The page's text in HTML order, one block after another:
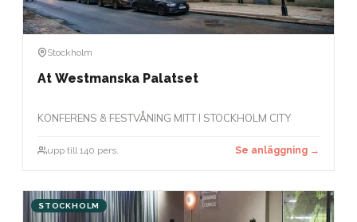
Stockholm
At Westmanska Palatset
KONFERENS & FESTVÅNING MITT I STOCKHOLM CITY
upp till 140 pers. Se anläggning →
STOCKHOLM